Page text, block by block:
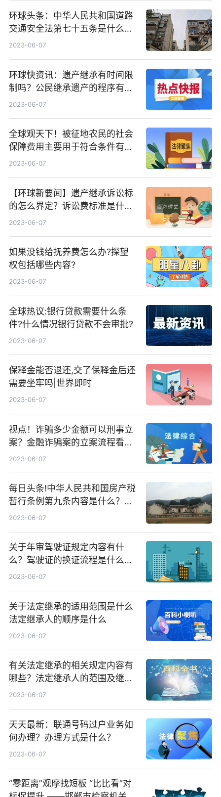
环球头条：中华人民共和国道路
交通安全法第七十五条是什么？
道路交通事故社会救助基金包含
2023-06-07
环球快资讯：遗产继承有时间限
制吗？公民继承遗产的程序有哪
些？
2023-06-07
全球观天下！被征地农民的社会
保障费用主要用于符合条件有哪
些？安置补助费是什么？
2023-06-07
【环球新要闻】遗产继承诉讼标
的怎么界定？诉讼费标准是什
么？
2023-06-07
如果没钱给抚养费怎么办?探望
权包括哪些内容?
2023-06-07
全球热议:银行贷款需要什么条
件?什么情况银行贷款不会审批?
2023-06-07
保释金能否退还,交了保释金后还
需要坐牢吗|世界即时
2023-06-07
视点！诈骗多少金额可以刑事立
案？金融诈骗案的立案流程看这
里
2023-06-07
每日头条!中华人民共和国房产税
暂行条例第九条内容是什么？房
产税是由什么征收的？
2023-06-07
关于年审驾驶证规定内容有什
么？驾驶证的换证流程是什么？
焦点快看
2023-06-07
关于法定继承的适用范围是什么
法定继承人的顺序是什么
2023-06-07
有关法定继承的相关规定内容有
哪些？法定继承人的范围及继承
顺序是什么？-天天速讯
2023-06-07
天天最新：联通号码过户业务如
何办理？办理方式是什么？
2023-06-07
“零距离”观摩找短板 “比比看”对